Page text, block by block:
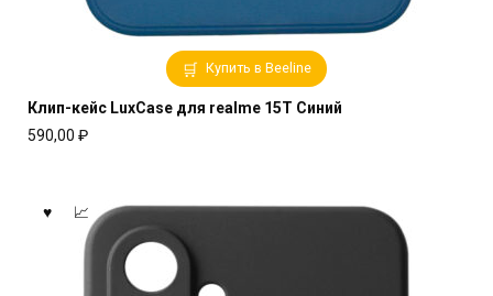
Купить в Beeline
Клип-кейс LuxCase для realme 15T Синий
590,00 ₽